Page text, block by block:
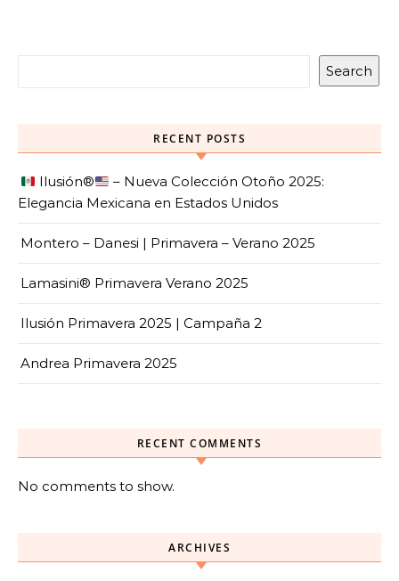
Search
RECENT POSTS
Ilusión®️
– Nueva Colección Otoño 2025:
Elegancia Mexicana en Estados Unidos
Montero – Danesi | Primavera – Verano 2025
Lamasini® Primavera Verano 2025
Ilusión Primavera 2025 | Campaña 2
Andrea Primavera 2025
RECENT COMMENTS
No comments to show.
ARCHIVES